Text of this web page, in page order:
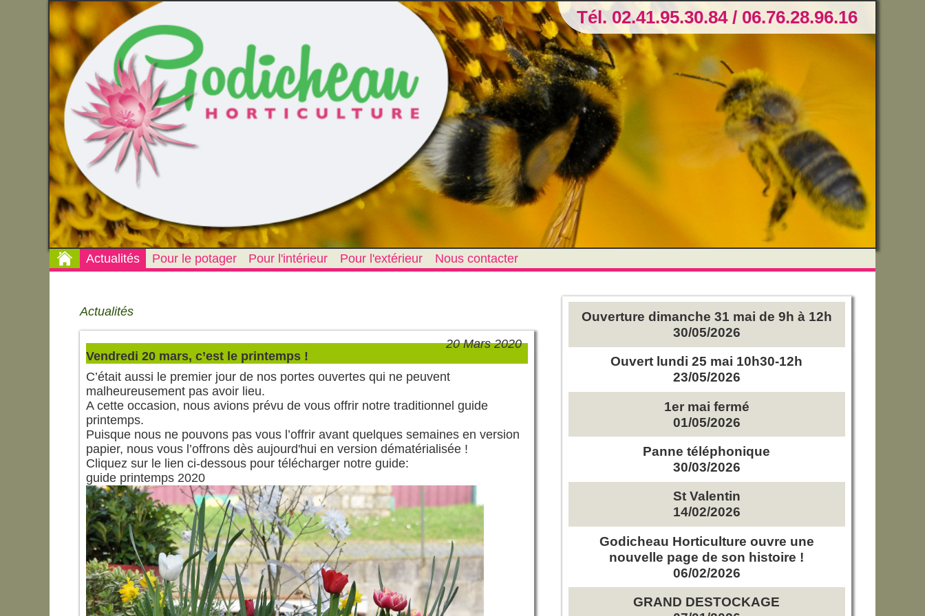
Tél. 02.41.95.30.84 / 06.76.28.96.16
Actualités Pour le potager Pour l'intérieur Pour l'extérieur Nous contacter
Ouverture dimanche 31 mai de 9h à 12h
30/05/2026
Ouvert lundi 25 mai 10h30-12h
23/05/2026
1er mai fermé
01/05/2026
Panne téléphonique
30/03/2026
St Valentin
14/02/2026
Godicheau Horticulture ouvre une
nouvelle page de son histoire !
06/02/2026
GRAND DESTOCKAGE
Actualités
20 Mars 2020
Vendredi 20 mars, c’est le printemps !
C’était aussi le premier jour de nos portes ouvertes qui ne peuvent
malheureusement pas avoir lieu.
A cette occasion, nous avions prévu de vous offrir notre traditionnel guide
printemps.
Puisque nous ne pouvons pas vous l’offrir avant quelques semaines en version
papier, nous vous l’offrons dès aujourd'hui en version dématérialisée !
Cliquez sur le lien ci-dessous pour télécharger notre guide:
guide printemps 2020